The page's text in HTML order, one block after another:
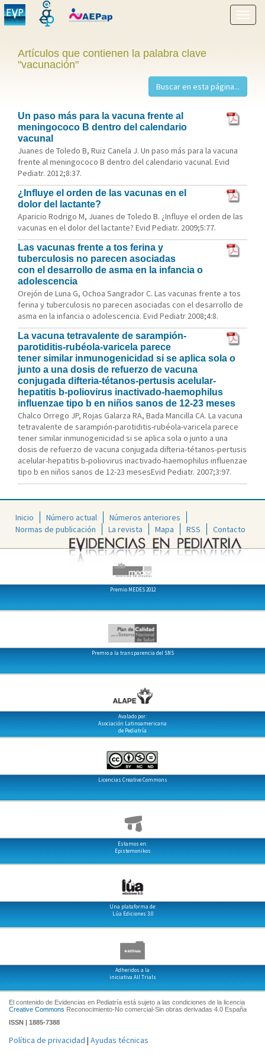
menú
Artículos que contienen la palabra clave
"vacunación"
Un paso más para la vacuna frente al
meningococo B dentro del calendario
vacunal
Juanes de Toledo B, Ruiz Canela J. Un paso más para la vacuna
frente al meningococo B dentro del calendario vacunal. Evid
Pediatr. 2012;8:37.
¿Influye el orden de las vacunas en el
dolor del lactante?
Aparicio Rodrigo M, Juanes de Toledo B. ¿Influye el orden de las
vacunas en el dolor del lactante? Evid Pediatr. 2009;5:77.
Las vacunas frente a tos ferina y
tuberculosis no parecen asociadas
con el desarrollo de asma en la infancia o
adolescencia
Orejón de Luna G, Ochoa Sangrador C. Las vacunas frente a tos
ferina y tuberculosis no parecen asociadas con el desarrollo de
asma en la infancia o adolescencia. Evid Pediatr 2008;4:8.
La vacuna tetravalente de sarampión-
parotiditis-rubéola-varicela parece
tener similar inmunogenicidad si se aplica sola o
junto a una dosis de refuerzo de vacuna
conjugada difteria-tétanos-pertusis acelular-
hepatitis b-poliovirus inactivado-haemophilus
influenzae tipo b en niños sanos de 12-23 meses
Chalco Orrego JP, Rojas Galarza RA, Bada Mancilla CA. La vacuna
tetravalente de sarampión-parotiditis-rubéola-varicela parece
tener similar inmunogenicidad si se aplica sola o junto a una
dosis de refuerzo de vacuna conjugada difteria-tétanos-pertusis
acelular-hepatitis b-poliovirus inactivado-haemophilus influenzae
tipo b en niños sanos de 12-23 mesesEvid Pediatr. 2007;3:97.
Inicio Número actual
Números anteriores
Normas de publicación
La revista Mapa RSS Contacto
Premio MEDES 2012
Premio a la transparencia del SNS
Avalado por:
Asociación Latinoamericana
de Pediatría
Licencias Creative Commons
Estamos en:
Epistemonikos
Una plataforma de:
Lúa Ediciones 3.0
Adheridos a la
iniciativa All Trials
El contenido de Evidencias en Pediatría está sujeto a las condiciones de la licencia
Creative Commons Reconocimiento-No comercial-Sin obras derivadas 4.0 España
ISSN | 1885-7388
Política de privacidad | Ayudas técnicas